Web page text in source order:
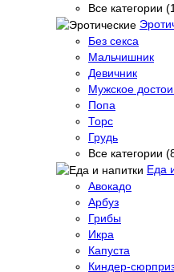
Все категории
Без секса
Мальчишник
Девичник
Мужское
Попа
Торс
Грудь
Все категории
Еда
Авокадо
Арбуз
Грибы
Икра
Капуста
Киндер-